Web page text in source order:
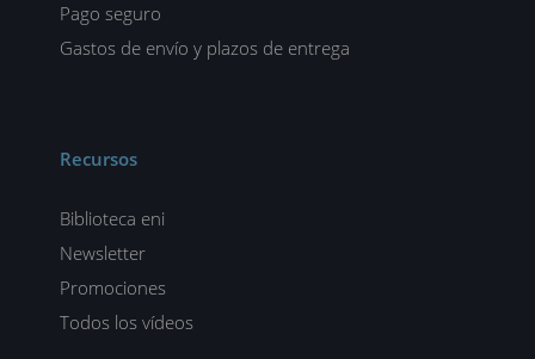
Pago seguro
Gastos de envío y plazos de entrega
Recursos
Biblioteca eni
Newsletter
Promociones
Todos los vídeos